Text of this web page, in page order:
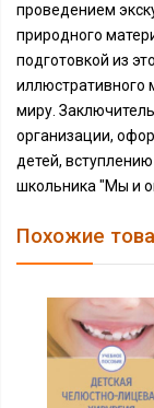
проведением
природного
подготовкой из
иллюстративного
миру.
организации,
детей,
школьника "Мы и
Похожие